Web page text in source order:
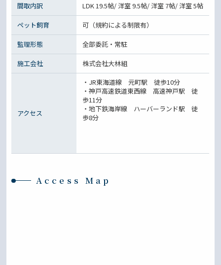
間取内訳 LDK 19.5帖/ 洋室 9.5帖/ 洋室 7帖/ 洋室 5帖
ペット飼育 可（規約による制限有）
監理形態 全部委託・常駐
施工会社 株式会社大林組
アクセス
・JR東海道線 元町駅 徒歩10分
・神戸高速鉄道東西線 高速神戸駅 徒
歩11分
・地下鉄海岸線 ハーバーランド駅 徒
歩8分
Access Map